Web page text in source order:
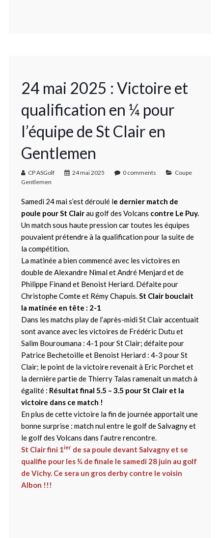
24 mai 2025 : Victoire et
qualification en ¼ pour
l’équipe de St Clair en
Gentlemen
CP ASGolf 24 mai 2025 0 comments
Coupe
Gentlemen
Samedi 24 mai s’est déroulé le dernier match de
poule pour St Clairau golf des Volcans contre Le Puy.
Un match sous haute pression car toutes les équipes
pouvaient prétendre à la qualification pour la suite de
la compétition.
La matinée a bien commencé avec les victoires en
double de Alexandre Nimal et André Menjard et de
Philippe Finand et Benoist Heriard. Défaite pour
Christophe Comte et Rémy Chapuis.St Clair bouclait
la matinée en tête : 2-1
Dans les matchs play de l’après-midi St Clair accentuait
sont avance avec les victoires de Frédéric Dutu et
Salim Bouroumana : 4-1 pour St Clair; défaite pour
Patrice Bechetoille et Benoist Heriard : 4-3 pour St
Clair; le point de la victoire revenait à Eric Porchet et
la dernière partie de Thierry Talas ramenait un match à
égalité : Résultat final 5.5 – 3.5 pour St Clair et la
victoire dans ce match !
En plus de cette victoire la fin de journée apportait une
bonne surprise : match nul entre le golf de Salvagny et
le golf des Volcans dans l’autre rencontre.
St Clair fini 1ierde sa poule devant Salvagny et se
qualifie pour les ¼ de finale le samedi 28 juin au golf
de Vichy. Ce sera un gros derby contre le voisin
Albon !!!